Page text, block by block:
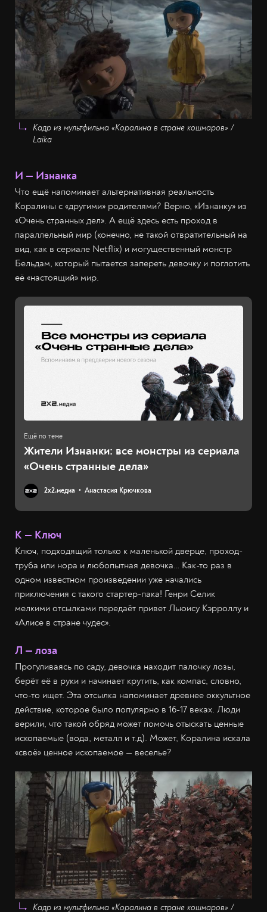
Кадр из мультфильма «Коралина в стране кошмаров» /
Laika
И — Изнанка
Что ещё напоминает альтернативная реальность
Коралины с «другими» родителями? Верно, «Изнанку» из
«Очень странных дел». А ещё здесь есть проход в
параллельный мир (конечно, не такой отвратительный на
вид, как в сериале Netflix) и могущественный монстр
Бельдам, который пытается запереть девочку и поглотить
её «настоящий» мир.
Жители Изнанки: все монстры из сериала
«Очень странные дела»
2х2.медиа Анастасия Крючкова
К — Ключ
Ключ, подходящий только к маленькой дверце, проход-
труба или нора и любопытная девочка… Как-то раз в
одном известном произведении уже начались
приключения с такого стартер-пака! Генри Селик
мелкими отсылками передаёт привет Льюису Кэрроллу и
«Алисе в стране чудес».
Л — лоза
Прогуливаясь по саду, девочка находит палочку лозы,
берёт её в руки и начинает крутить, как компас, словно,
что-то ищет. Эта отсылка напоминает древнее оккультное
действие, которое было популярно в 16-17 веках. Люди
верили, что такой обряд может помочь отыскать ценные
ископаемые (вода, металл и т.д). Может, Коралина искала
«своё» ценное ископаемое — веселье?
Кадр из мультфильма «Коралина в стране кошмаров» /